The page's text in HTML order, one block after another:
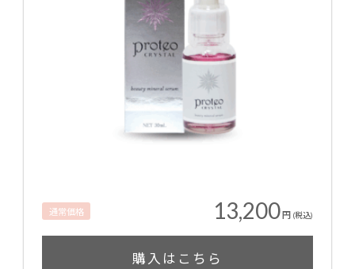
通常価格 13,200円 (税込)
購入はこちら